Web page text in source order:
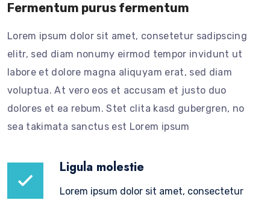
Fermentum purus fermentum
Lorem ipsum dolor sit amet, consetetur sadipscing
elitr, sed diam nonumy eirmod tempor invidunt ut
labore et dolore magna aliquyam erat, sed diam
voluptua. At vero eos et accusam et justo duo
dolores et ea rebum. Stet clita kasd gubergren, no
sea takimata sanctus est Lorem ipsum
Ligula molestie
Lorem ipsum dolor sit amet, consectetur